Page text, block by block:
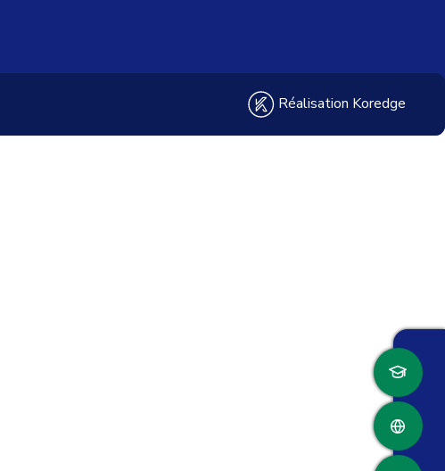
Réalisation Koredge